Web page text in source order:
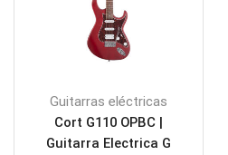
Guitarras eléctricas
Cort G110 OPBC |
Guitarra Electrica G